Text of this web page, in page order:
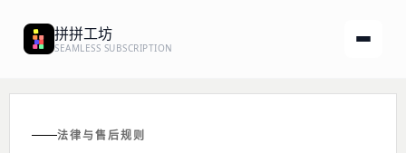
拼拼工坊
SEAMLESS SUBSCRIPTION 菜单
法律与售后规则